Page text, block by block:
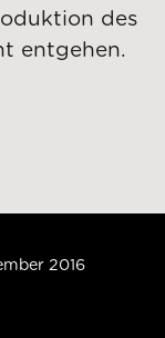
des
entgehen.
2016